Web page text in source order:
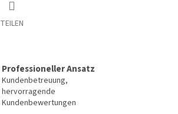
TEILEN
Professioneller Ansatz
Kundenbetreuung,
hervorragende
Kundenbewertungen